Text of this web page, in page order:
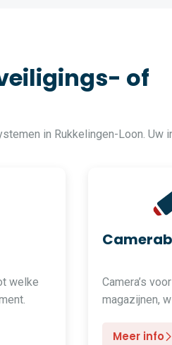
of
in Rukkelingen-Loon. Uw
welke
Camera’s
magazijnen,
Meer info